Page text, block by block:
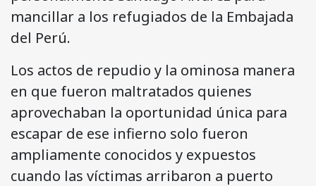
mancillar a los refugiados de la Embajada
del Perú.
Los actos de repudio y la ominosa manera
en que fueron maltratados quienes
aprovechaban la oportunidad única para
escapar de ese infierno solo fueron
ampliamente conocidos y expuestos
cuando las víctimas arribaron a puerto